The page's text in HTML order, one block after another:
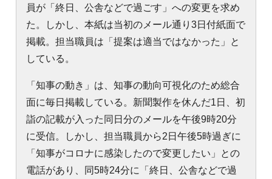
員が「終日、公舎などで過ごす」への変更を求め
た。しかし、本紙は当初のメール通り3日付紙面で
掲載。担当職員は「提案は適当ではなかった」と
している。
「知事の動き」は、知事の動向可視化のため総合
面に毎日掲載している。新聞製作を休んだ1日、初
詣の記載が入った同日分のメールを午後9時20分
に受信。しかし、担当職員から2日午後5時過ぎに
「知事がコロナに感染したので変更したい」との
電話があり、同5時24分に「終日、公舎などで過